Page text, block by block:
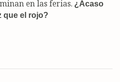
en las ferias. ¿Acaso
que el rojo?